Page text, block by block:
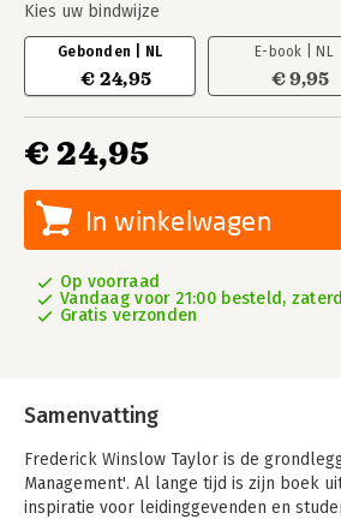
Kies uw bindwijze
Gebonden | NL
€ 24,95
E-book | NL
€ 9,95
€ 24,95
In winkelwagen
Op voorraad
Vandaag voor 21:00 besteld,
Gratis verzonden
Samenvatting
Frederick Winslow Taylor is de
Management'. Al lange tijd is zijn boek
inspiratie voor leidinggevenden en